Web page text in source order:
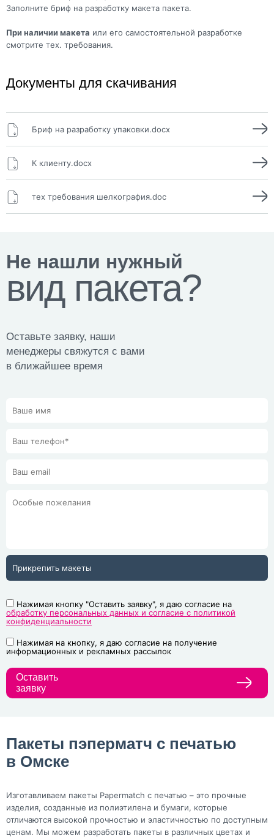
Заполните бриф на разработку макета пакета.
При наличии макета или его самостоятельной разработке
смотрите тех. требования.
Документы для скачивания
Бриф на разработку упаковки.docx
К клиенту.docx
тех требования шелкография.doc
Не нашли нужный
вид пакета?
Оставьте заявку, наши
менеджеры свяжутся с вами
в ближайшее время
Прикрепить макеты
Нажимая кнопку "Оставить заявку", я даю согласие на
обработку персональных данных и согласие с политикой
конфиденциальности
Нажимая на кнопку, я даю согласие на получение
информационных и рекламных рассылок
Оставить
заявку
Пакеты пэперматч с печатью
в Омске
Изготавливаем пакеты Papermatch с печатью – это прочные
изделия, созданные из полиэтилена и бумаги, которые
отличаются высокой прочностью и эластичностью по доступным
ценам. Мы можем разработать пакеты в различных цветах и